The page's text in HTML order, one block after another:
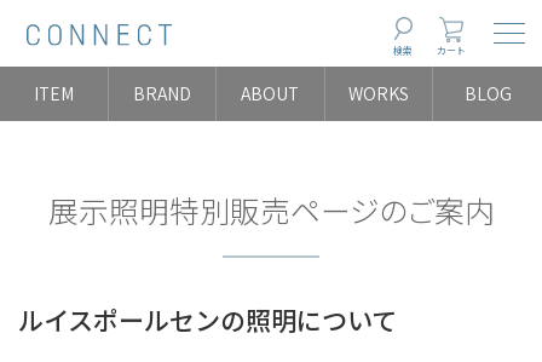
検索 カート
ITEM BRAND ABOUT WORKS BLOG
展示照明特別販売ページのご案内
ルイスポールセンの照明について